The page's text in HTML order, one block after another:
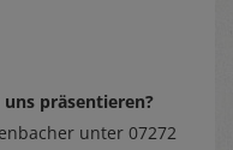
präsentieren?
unter 07272